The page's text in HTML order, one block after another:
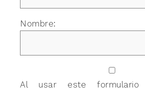
Nombre:
Al usar este